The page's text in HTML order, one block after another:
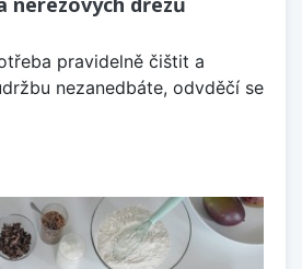
pravidelně čištit a
nezanedbáte, odvděčí se